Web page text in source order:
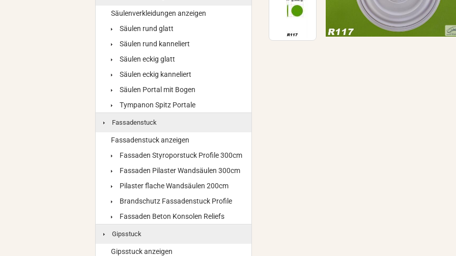
Säulenverkleidungen anzeigen
Säulen rund glatt
Säulen rund kanneliert
Säulen eckig glatt
Säulen eckig kanneliert
Säulen Portal mit Bogen
Tympanon Spitz Portale
Fassadenstuck
Fassadenstuck anzeigen
Fassaden Styroporstuck Profile 300cm
Fassaden Pilaster Wandsäulen 300cm
Pilaster flache Wandsäulen 200cm
Brandschutz Fassadenstuck Profile
Fassaden Beton Konsolen Reliefs
Gipsstuck
Gipsstuck anzeigen